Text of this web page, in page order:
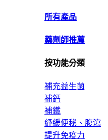
所有產品
藥劑師推薦
按功能分類
補充益生菌
補鈣
補鐵
紓緩便秘、腹瀉
提升免疫力